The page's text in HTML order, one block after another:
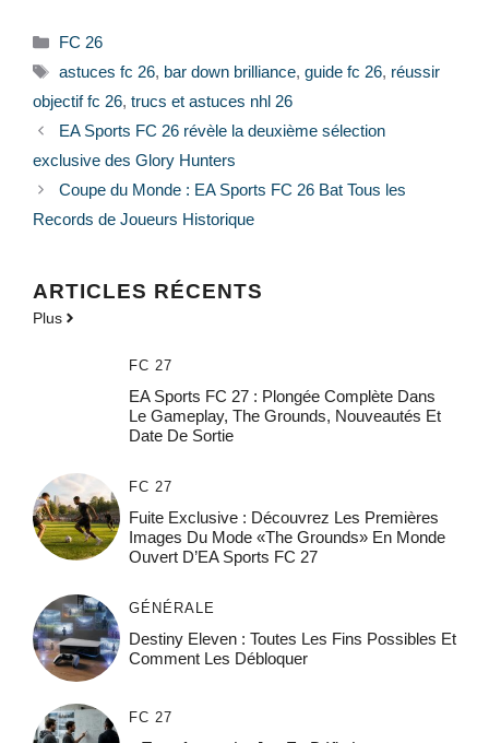
Catégories
FC 26
Étiquettes
astuces fc 26, bar down brilliance, guide fc 26, réussir
objectif fc 26, trucs et astuces nhl 26
EA Sports FC 26 révèle la deuxième sélection
exclusive des Glory Hunters
Coupe du Monde : EA Sports FC 26 Bat Tous les
Records de Joueurs Historique
ARTICLES RÉCENTS
Plus
FC 27
EA Sports FC 27 : Plongée Complète Dans
Le Gameplay, The Grounds, Nouveautés Et
Date De Sortie
FC 27
Fuite Exclusive : Découvrez Les Premières
Images Du Mode «The Grounds» En Monde
Ouvert D’EA Sports FC 27
GÉNÉRALE
Destiny Eleven : Toutes Les Fins Possibles Et
Comment Les Débloquer
FC 27